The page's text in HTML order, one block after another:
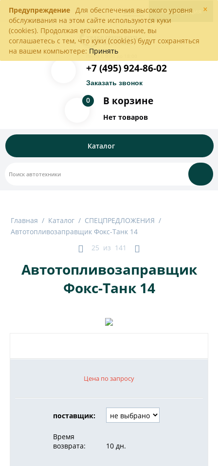
×
Предупреждение Для обеспечения высокого уровня
обслуживания на этом сайте используются куки
(cookies). Продолжая его использование, вы
соглашаетесь с тем, что куки (cookies) будут сохраняться
на вашем компьютере: Принять
Войти Регистрация
Пн-Пт с 9:00 до 18:00
+7 (495) 924-86-02
Заказать звонок
В корзине
0
Нет товаров
Каталог
Главная / Каталог / СПЕЦПРЕДЛОЖЕНИЯ /
Автотопливозаправщик Фокс-Танк 14
25 из 141
Автотопливозаправщик
Фокс-Танк 14
Цена по запросу
поставщик:
Время
возврата:
10 дн.